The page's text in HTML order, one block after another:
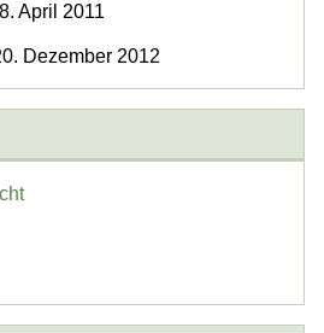
April 2011
Dezember 2012